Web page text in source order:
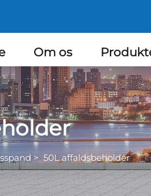
Om os
>50L affaldsbeholder